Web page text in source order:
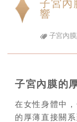
子宮內
響
子宮內
子宮內膜的
在女性身體中
的厚薄直接關